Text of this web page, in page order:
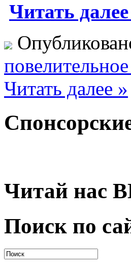
Читать
Читать далее »
Читай нас
Поиск по